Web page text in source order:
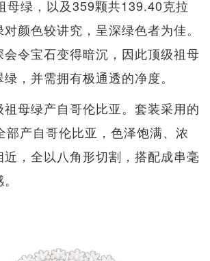
母绿，以及359颗共139.40克拉
颜色较讲究，呈深绿色者为佳。
令宝石变得暗沉，因此顶级祖母
，并需拥有极通透的净度。
母绿产自哥伦比亚。套装采用的
部产自哥伦比亚，色泽饱满、浓
，全以八角形切割，搭配成串毫